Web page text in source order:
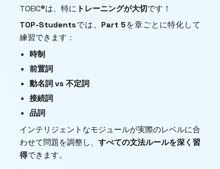
TOEIC®は、特に トレーニングが大切です！
TOP-Studentsでは、 Part 5を章ごとに特化して
練習できます：
時制
前置詞
動名詞 vs 不定詞
接続詞
品詞
インテリジェントなモジュールが実際のレベルに合
わせて問題を調整し、 すべての文法ルールを深く習
得できます。